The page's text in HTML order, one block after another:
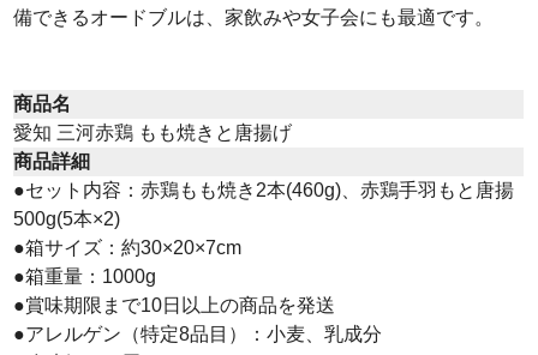
備できるオードブルは、家飲みや女子会にも最適です。
商品名
愛知 三河赤鶏 もも焼きと唐揚げ
商品詳細
●セット内容：赤鶏もも焼き2本(460g)、赤鶏手羽もと唐揚
500g(5本×2)
●箱サイズ：約30×20×7cm
●箱重量：1000g
●賞味期限まで10日以上の商品を発送
●アレルゲン（特定8品目）：小麦、乳成分